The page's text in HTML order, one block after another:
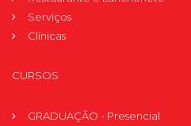
Serviços
Clínicas
CURSOS
GRADUAÇÃO - Presencial